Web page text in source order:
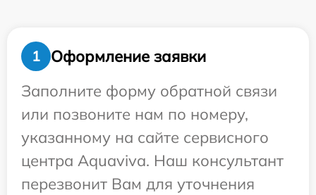
1
Оформление заявки
Заполните форму обратной связи
или позвоните нам по номеру,
указанному на сайте сервисного
центра Aquaviva. Наш консультант
перезвонит Вам для уточнения